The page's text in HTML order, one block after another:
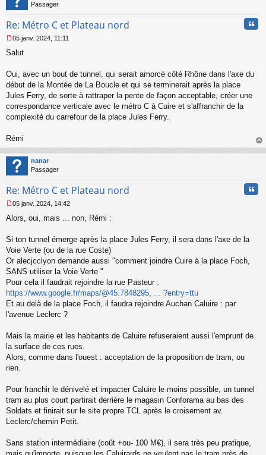
Passager
Re: Métro C et Plateau nord
e
s
a
g
e
n
o
l
u
05 janv. 2024, 11:11
Salut
Oui, avec un bout de tunnel, qui serait amorcé côté Rhône dans l'axe du
début de la Montée de La Boucle et qui se terminerait après la place
Jules Ferry, de sorte à rattraper la pente de façon acceptable, créer une
correspondance verticale avec le métro C à Cuire et s'affranchir de la
complexité du carrefour de la place Jules Ferry.
Rémi
au
nanar
Passager
Re: Métro C et Plateau nord
e
s
a
g
e
n
o
n
u
05 janv. 2024, 14:42
Alors, oui, mais ... non, Rémi :
Si ton tunnel émerge après la place Jules Ferry, il sera dans l'axe de la
Voie Verte (ou de la rue Coste)
Or alecjcclyon demande aussi "comment joindre Cuire à la place Foch,
SANS utiliser la Voie Verte "
Pour cela il faudrait rejoindre la rue Pasteur :
https://www.google.fr/maps/@45.7848295, ... ?entry=ttu
Et au delà de la place Foch, il faudra rejoindre Auchan Caluire : par
l'avenue Leclerc ?
Mais la mairie et les habitants de Caluire refuseraient aussi l'emprunt de
la surface de ces rues.
Alors, comme dans l'ouest : acceptation de la proposition de tram, ou
rien.
Pour franchir le dénivelé et impacter Caluire le moins possible, un tunnel
tram au plus court partirait derrière le magasin Conforama au bas des
Soldats et finirait sur le site propre TCL après le croisement av.
Leclerc/chemin Petit.
Sans station intermédiaire (coût +ou- 100 M€), il sera très peu pratique,